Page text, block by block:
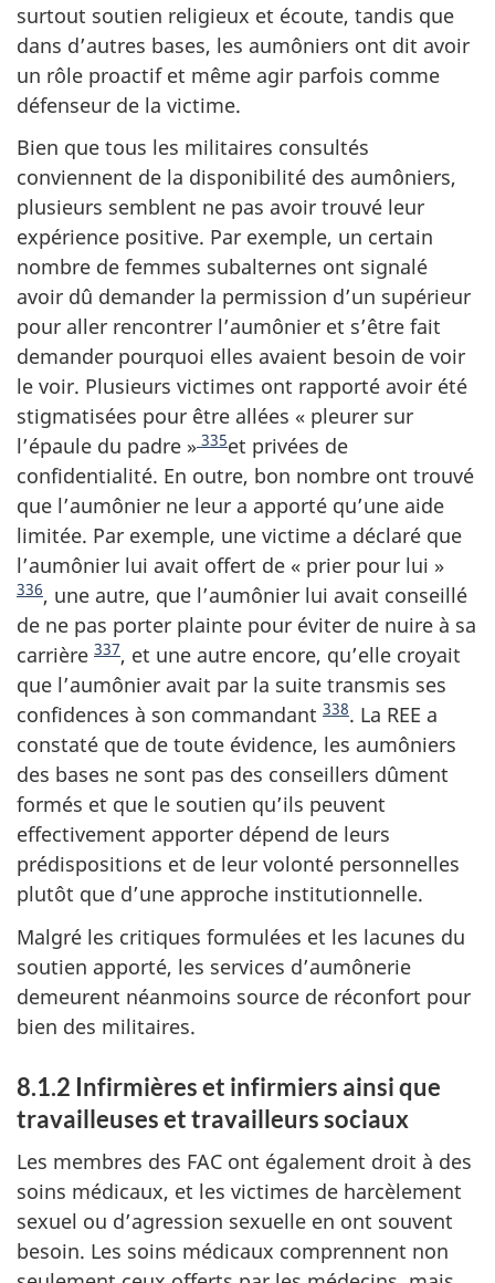
surtout soutien religieux et écoute, tandis que
dans d’autres bases, les aumôniers ont dit avoir
un rôle proactif et même agir parfois comme
défenseur de la victime.
Bien que tous les militaires consultés
conviennent de la disponibilité des aumôniers,
plusieurs semblent ne pas avoir trouvé leur
expérience positive. Par exemple, un certain
nombre de femmes subalternes ont signalé
avoir dû demander la permission d’un supérieur
pour aller rencontrer l’aumônier et s’être fait
demander pourquoi elles avaient besoin de voir
le voir. Plusieurs victimes ont rapporté avoir été
stigmatisées pour être allées « pleurer sur
l’épaule du padre » 335et privées de
confidentialité. En outre, bon nombre ont trouvé
que l’aumônier ne leur a apporté qu’une aide
limitée. Par exemple, une victime a déclaré que
l’aumônier lui avait offert de « prier pour lui »
336, une autre, que l’aumônier lui avait conseillé
de ne pas porter plainte pour éviter de nuire à sa
carrière 337, et une autre encore, qu’elle croyait
que l’aumônier avait par la suite transmis ses
confidences à son commandant 338. La REE a
constaté que de toute évidence, les aumôniers
des bases ne sont pas des conseillers dûment
formés et que le soutien qu’ils peuvent
effectivement apporter dépend de leurs
prédispositions et de leur volonté personnelles
plutôt que d’une approche institutionnelle.
Malgré les critiques formulées et les lacunes du
soutien apporté, les services d’aumônerie
demeurent néanmoins source de réconfort pour
bien des militaires.
8.1.2 Infirmières et infirmiers ainsi que
travailleuses et travailleurs sociaux
Les membres des FAC ont également droit à des
soins médicaux, et les victimes de harcèlement
sexuel ou d’agression sexuelle en ont souvent
besoin. Les soins médicaux comprennent non